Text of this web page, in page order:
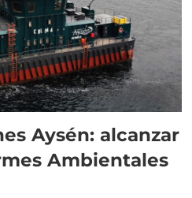
Aysén: alcanzar
Ambientales